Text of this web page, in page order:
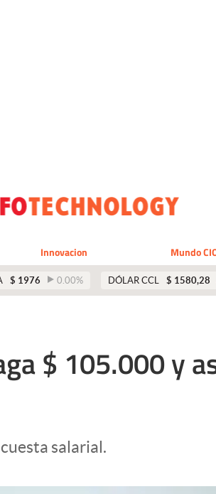
Innovacion Mundo
$ 1976 0.00% DÓLAR CCL $ 1580,28
$ 105.000 y
salarial.